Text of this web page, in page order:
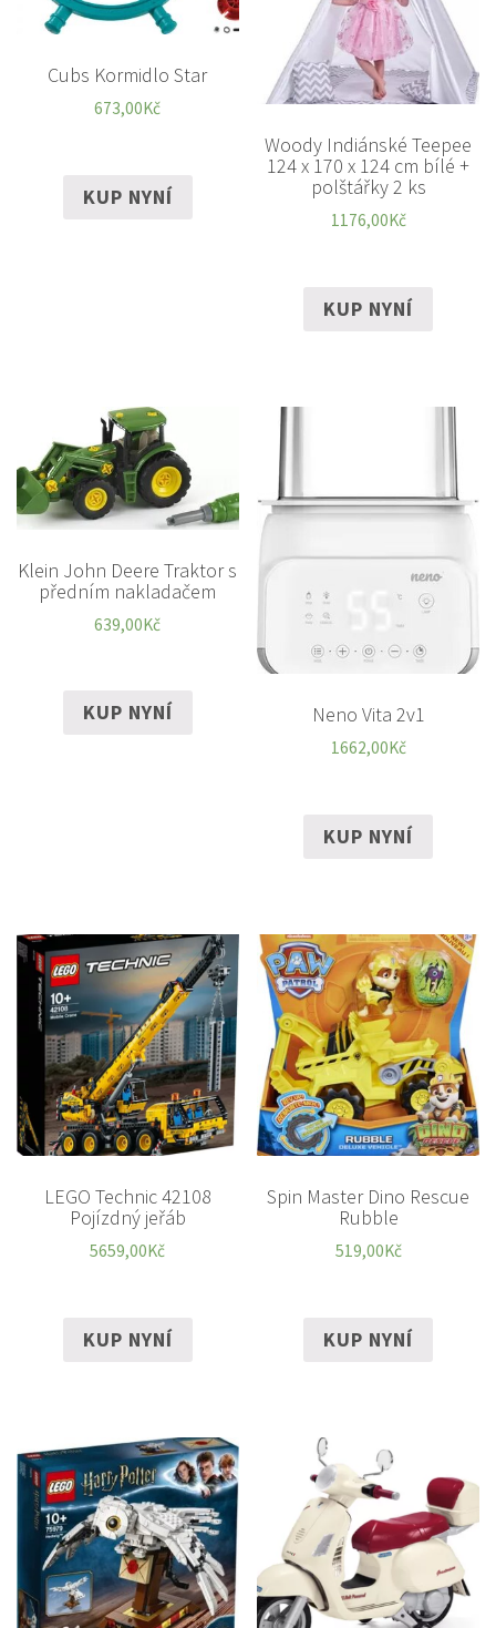
Cubs Kormidlo Star
673,00Kč
KUP NYNÍ
Woody Indiánské Teepee
124 x 170 x 124 cm bílé +
polštářky 2 ks
1176,00Kč
KUP NYNÍ
Klein John Deere Traktor s
předním nakladačem
639,00Kč
KUP NYNÍ Neno Vita 2v1
1662,00Kč
KUP NYNÍ
LEGO Technic 42108
Pojízdný jeřáb
5659,00Kč
KUP NYNÍ
Spin Master Dino Rescue
Rubble
519,00Kč
KUP NYNÍ